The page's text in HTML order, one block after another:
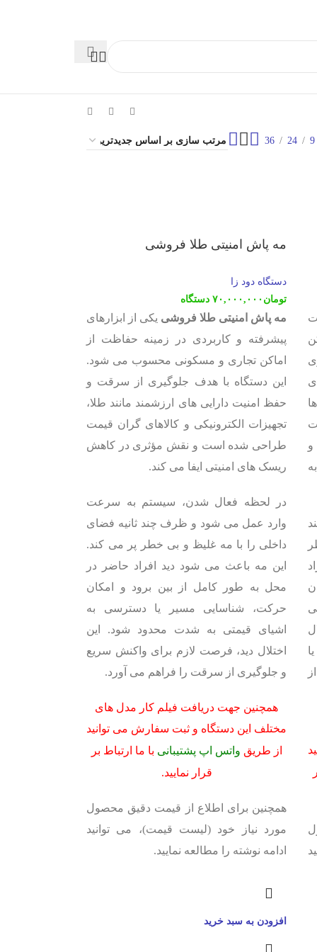
9
24
36
مه پاش امنیتی طلا فروشی
دستگاه دود زا
تومان ۷۰,۰۰۰,۰۰۰ دستگاه
مه پاش امنیتی طلا فروشی یکی از ابزارهای
پیشرفته و کاربردی در زمینه حفاظت از
اماکن تجاری و مسکونی محسوب می شود.
این دستگاه با هدف جلوگیری از سرقت و
حفظ امنیت دارایی های ارزشمند مانند طلا،
تجهیزات الکترونیکی و کالاهای گران قیمت
طراحی شده است و نقش مؤثری در کاهش
ریسک های امنیتی ایفا می کند.
در لحظه فعال شدن، سیستم به سرعت
وارد عمل می شود و ظرف چند ثانیه فضای
داخلی را با مه غلیظ و بی خطر پر می کند.
این مه باعث می شود دید افراد حاضر در
محل به طور کامل از بین برود و امکان
حرکت، شناسایی مسیر یا دسترسی به
اشیای قیمتی به شدت محدود شود. این
اختلال دید، فرصت لازم برای واکنش سریع
و جلوگیری از سرقت را فراهم می آورد.
همچنین جهت دریافت فیلم کار مدل های
مختلف این دستگاه و ثبت سفارش می توانید
از طریق واتس اپ پشتیبانی با ما ارتباط بر
قرار نمایید.
همچنین برای اطلاع از قیمت دقیق محصول
مورد نیاز خود (لیست قیمت)، می توانید
ادامه نوشته را مطالعه نمایید.
افزودن به سبد خرید